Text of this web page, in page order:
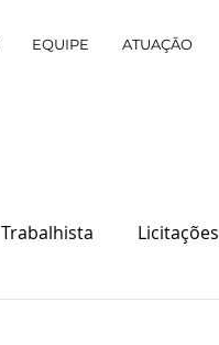
EQUIPE ATUAÇÃO
Trabalhista Licitações